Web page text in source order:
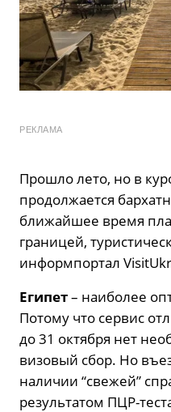
РЕКЛАМА
Прошло лето, но в
продолжается
ближайшее время
границей,
информпортал
Египет– наиболее
Потому что сервис
до 31 октября нет
визовый сбор. Но
наличии “свежей”
результатом ПЦР-